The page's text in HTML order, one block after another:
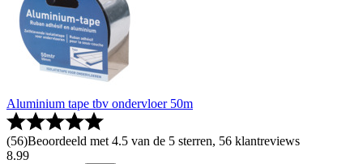
Aluminium tape tbv ondervloer 50m
(56)Beoordeeld met 4.5 van de 5 sterren, 56 klantreviews
8.99